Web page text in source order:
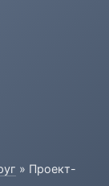
» Проект-